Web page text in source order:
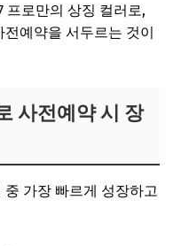
프로만의 상징 컬러로,
예약을 서두르는 것이
사전예약 시 장
가장 빠르게 성장하고